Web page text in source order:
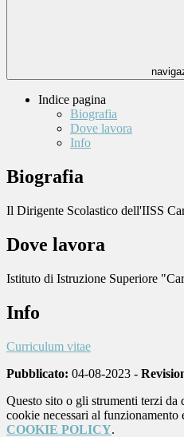
Indice pagina
Biografia
Dove lavora
Info
Biografia
Il Dirigente Scolastico dell'IISS
Dove lavora
Istituto di Istruzione Superiore
Info
Curriculum vitae
Pubblicato: 04-08-2023 -
Questo sito o gli strumenti terzi
cookie necessari al
COOKIE POLICY.